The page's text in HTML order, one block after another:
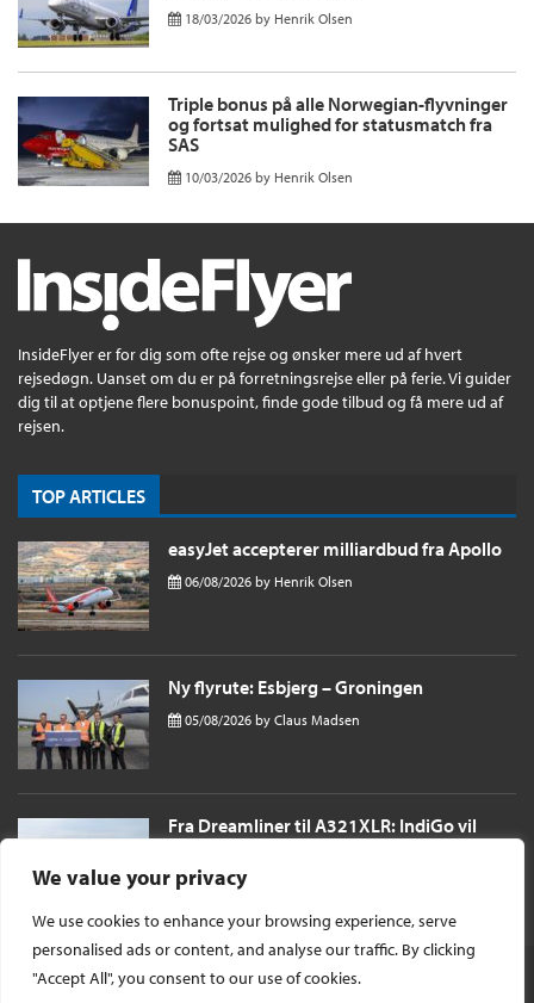
We value your privacy
We use cookies to enhance your browsing experience, serve
personalised ads or content, and analyse our traffic. By clicking
"Accept All", you consent to our use of cookies.
18/03/2026 by Henrik Olsen
Triple bonus på alle Norwegian-flyvninger
og fortsat mulighed for statusmatch fra
SAS
10/03/2026 by Henrik Olsen
InsideFlyer er for dig som ofte rejse og ønsker mere ud af hvert
rejsedøgn. Uanset om du er på forretningsrejse eller på ferie. Vi guider
dig til at optjene flere bonuspoint, finde gode tilbud og få mere ud af
rejsen.
TOP ARTICLES
easyJet accepterer milliardbud fra Apollo
06/08/2026 by Henrik Olsen
Ny flyrute: Esbjerg – Groningen
05/08/2026 by Claus Madsen
Fra Dreamliner til A321XLR: IndiGo vil
sende passagerer næsten 11 timer til
London i et single aisle fly
© Ophavsret 2026 -InsideFlyer DK